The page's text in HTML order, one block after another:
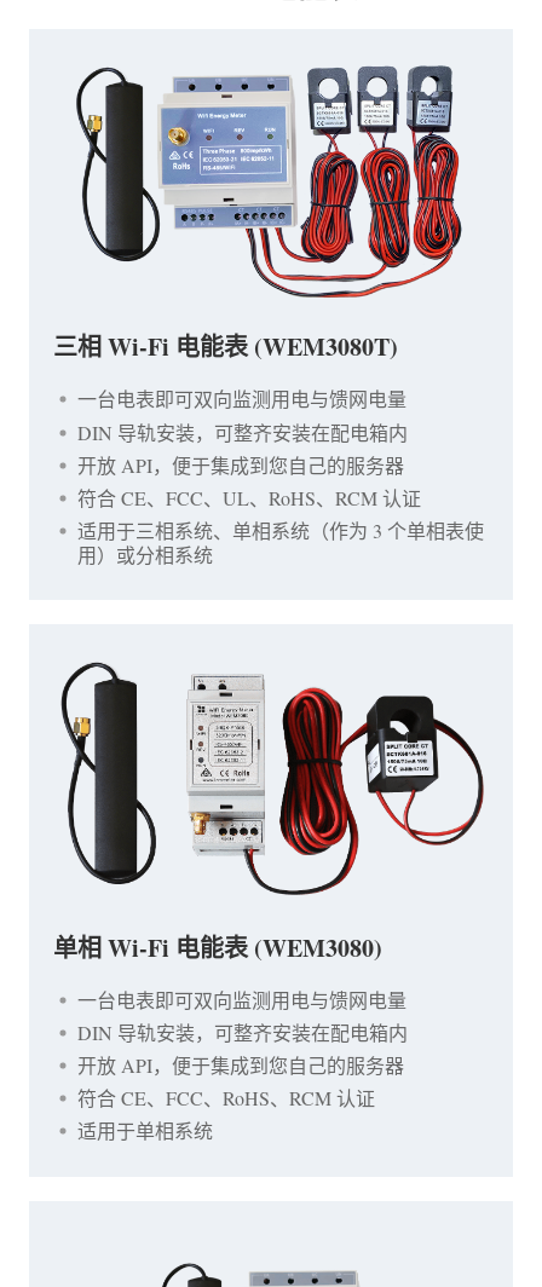
三相 Wi-Fi 电能表 (WEM3080T)
一台电表即可双向监测用电与馈网电量
DIN 导轨安装，可整齐安装在配电箱内
开放 API，便于集成到您自己的服务器
符合 CE、FCC、UL、RoHS、RCM 认证
适用于三相系统、单相系统（作为 3 个单相表使
用）或分相系统
单相 Wi-Fi 电能表 (WEM3080)
一台电表即可双向监测用电与馈网电量
DIN 导轨安装，可整齐安装在配电箱内
开放 API，便于集成到您自己的服务器
符合 CE、FCC、RoHS、RCM 认证
适用于单相系统